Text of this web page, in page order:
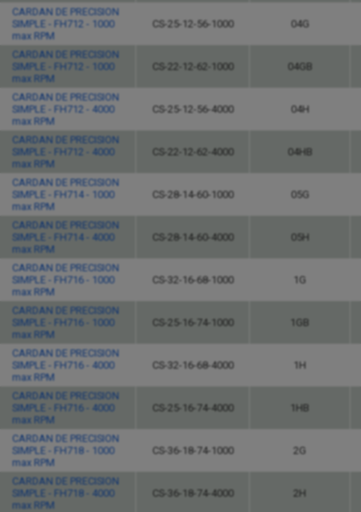
CARDAN DE PRECISION
SIMPLE - FH712 - 1000
max RPM
CS-25-12-56-1000 04G
CARDAN DE PRECISION
SIMPLE - FH712 - 1000
max RPM
CS-22-12-62-1000 04GB
CARDAN DE PRECISION
SIMPLE - FH712 - 4000
max RPM
CS-25-12-56-4000 04H
CARDAN DE PRECISION
SIMPLE - FH712 - 4000
max RPM
CS-22-12-62-4000 04HB
CARDAN DE PRECISION
SIMPLE - FH714 - 1000
max RPM
CS-28-14-60-1000 05G
CARDAN DE PRECISION
SIMPLE - FH714 - 4000
max RPM
CS-28-14-60-4000 05H
CARDAN DE PRECISION
SIMPLE - FH716 - 1000
max RPM
CS-32-16-68-1000 1G
CARDAN DE PRECISION
SIMPLE - FH716 - 1000
max RPM
CS-25-16-74-1000 1GB
CARDAN DE PRECISION
SIMPLE - FH716 - 4000
max RPM
CS-32-16-68-4000 1H
CARDAN DE PRECISION
SIMPLE - FH716 - 4000
max RPM
CS-25-16-74-4000 1HB
CARDAN DE PRECISION
SIMPLE - FH718 - 1000
max RPM
CS-36-18-74-1000 2G
CARDAN DE PRECISION
SIMPLE - FH718 - 4000
max RPM
CS-36-18-74-4000 2H